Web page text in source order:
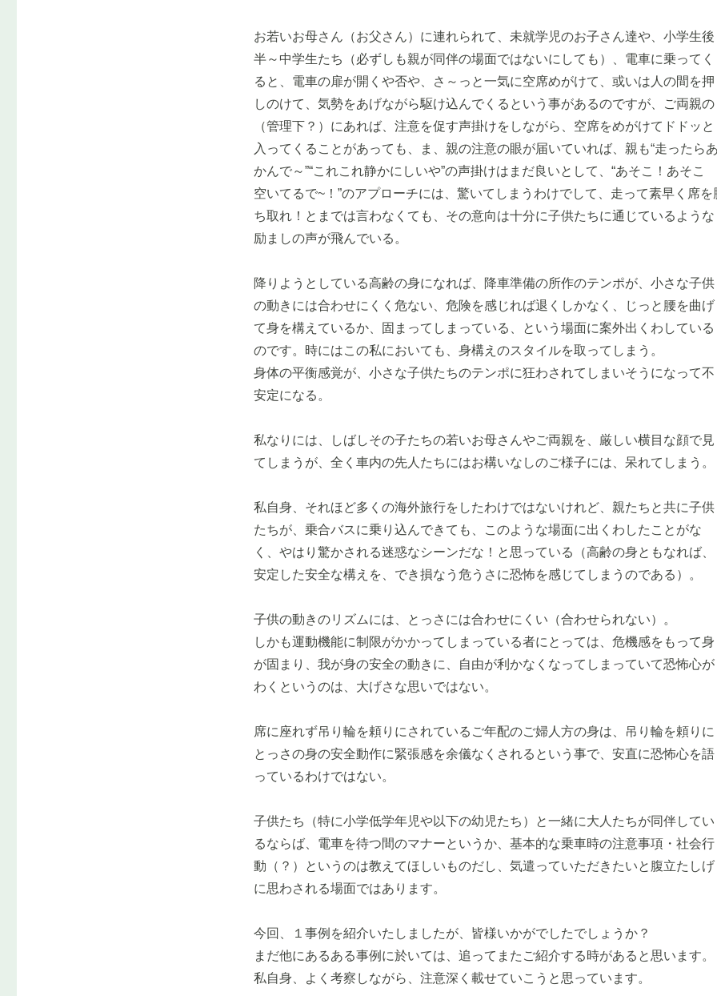
お若いお母さん（お父さん）に連れられて、未就学児のお子さん達や、小学生後
半～中学生たち（必ずしも親が同伴の場面ではないにしても）、電車に乗ってく
ると、電車の扉が開くや否や、さ～っと一気に空席めがけて、或いは人の間を押
しのけて、気勢をあげながら駆け込んでくるという事があるのですが、ご両親の
（管理下？）にあれば、注意を促す声掛けをしながら、空席をめがけてドドッと
入ってくることがあっても、ま、親の注意の眼が届いていれば、親も“走ったら
かんで～”“これこれ静かにしいや”の声掛けはまだ良いとして、“あそこ！あそこ
空いてるで~！”のアプローチには、驚いてしまうわけでして、走って素早く席を
ち取れ！とまでは言わなくても、その意向は十分に子供たちに通じているような
励ましの声が飛んでいる。
降りようとしている高齢の身になれば、降車準備の所作のテンポが、小さな子供
の動きには合わせにくく危ない、危険を感じれば退くしかなく、じっと腰を曲げ
て身を構えているか、固まってしまっている、という場面に案外出くわしている
のです。時にはこの私においても、身構えのスタイルを取ってしまう。
身体の平衡感覚が、小さな子供たちのテンポに狂わされてしまいそうになって不
安定になる。
私なりには、しばしその子たちの若いお母さんやご両親を、厳しい横目な顔で見
てしまうが、全く車内の先人たちにはお構いなしのご様子には、呆れてしまう。
私自身、それほど多くの海外旅行をしたわけではないけれど、親たちと共に子供
たちが、乗合バスに乗り込んできても、このような場面に出くわしたことがな
く、やはり驚かされる迷惑なシーンだな！と思っている（高齢の身ともなれば、
安定した安全な構えを、でき損なう危うさに恐怖を感じてしまうのである）。
子供の動きのリズムには、とっさには合わせにくい（合わせられない）。
しかも運動機能に制限がかかってしまっている者にとっては、危機感をもって身
が固まり、我が身の安全の動きに、自由が利かなくなってしまっていて恐怖心が
わくというのは、大げさな思いではない。
席に座れず吊り輪を頼りにされているご年配のご婦人方の身は、吊り輪を頼りに
とっさの身の安全動作に緊張感を余儀なくされるという事で、安直に恐怖心を語
っているわけではない。
子供たち（特に小学低学年児や以下の幼児たち）と一緒に大人たちが同伴してい
るならば、電車を待つ間のマナーというか、基本的な乗車時の注意事項・社会行
動（？）というのは教えてほしいものだし、気遣っていただきたいと腹立たしげ
に思わされる場面ではあります。
今回、１事例を紹介いたしましたが、皆様いかがでしたでしょうか？
まだ他にあるある事例に於いては、追ってまたご紹介する時があると思います。
私自身、よく考察しながら、注意深く載せていこうと思っています。